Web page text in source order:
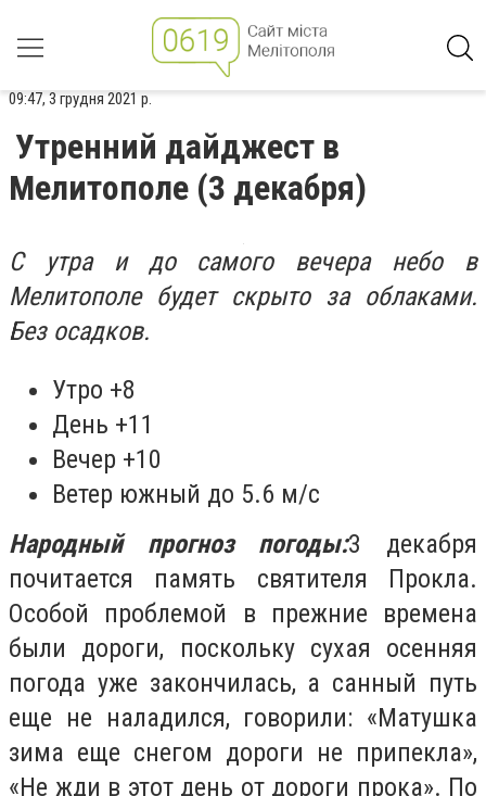
09:47, 3 грудня 2021 р.
Утренний дайджест в
Мелитополе (3 декабря)
С утра и до самого вечера небо в
Мелитополе будет скрыто за облаками.
Без осадков.
Утро +8
День +11
Вечер +10
Ветер южный до 5.6 м/с
Народный прогноз погоды:3 декабря
почитается память святителя Прокла.
Особой проблемой в прежние времена
были дороги, поскольку сухая осенняя
погода уже закончилась, а санный путь
еще не наладился, говорили: «Матушка
зима еще снегом дороги не припекла»,
«Не жди в этот день от дороги прока». По